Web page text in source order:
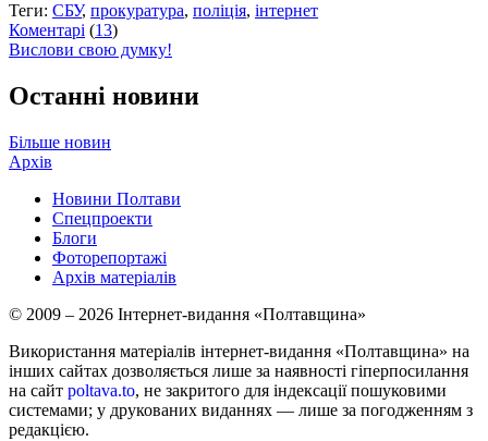
Теги: СБУ, прокуратура, поліція, інтернет
Коментарі (13)
Вислови свою думку!
Останні новини
Більше новин
Архів
Новини Полтави
Спецпроекти
Блоги
Фоторепортажі
Архів матеріалів
© 2009 – 2026 Інтернет-видання «Полтавщина»
Використання матеріалів інтернет-видання «Полтавщина» на
інших сайтах дозволяється лише за наявності гіперпосилання
на сайт poltava.to, не закритого для індексації пошуковими
системами; у друкованих виданнях — лише за погодженням з
редакцією.